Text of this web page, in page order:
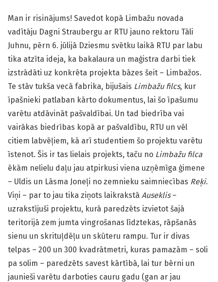
Man ir risinājums! Savedot kopā Limbažu novada
vadītāju Dagni Straubergu ar RTU jauno rektoru Tāli
Juhnu, pērn 6. jūlijā Dziesmu svētku laikā RTU par labu
tika atzīta ideja, ka bakalaura un maģistra darbi tiek
izstrādāti uz konkrēta projekta bāzes šeit – Limbažos.
Te stāv tukša vecā fabrika, bijušais Limbažu filcs, kur
īpašnieki patlaban kārto dokumentus, lai šo īpašumu
varētu atdāvināt pašvaldībai. Un tad biedrība vai
vairākas biedrības kopā ar pašvaldību, RTU un vēl
citiem labvēļiem, kā arī studentiem šo projektu varētu
īstenot. Šis ir tas lielais projekts, taču no Limbažu filca
ēkām nelielu daļu jau atpirkusi viena uzņēmīga ģimene
– Uldis un Lāsma Joneļi no zemnieku saimniecības Reķi.
Viņi – par to jau tika ziņots laikrakstā Auseklis–
uzrakstījuši projektu, kurā paredzēts izvietot šajā
teritorijā zem jumta vingrošanas līdztekas, rāpšanās
sienu un skrituļdēļu un skūteru rampu. Tur ir divas
telpas – 200 un 300 kvadrātmetri, kuras pamazām – soli
pa solim – paredzēts savest kārtībā, lai tur bērni un
jaunieši varētu darboties cauru gadu (gan ar jau